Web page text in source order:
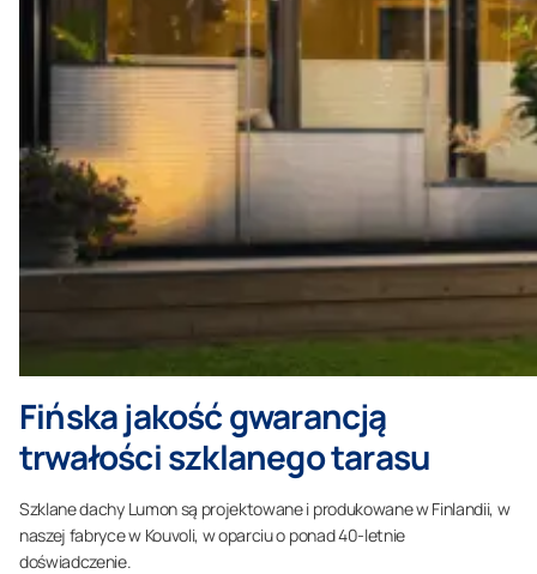
Fińska jakość gwarancją
trwałości szklanego tarasu
Szklane dachy Lumon są projektowane i produkowane w Finlandii, w
naszej fabryce w Kouvoli, w oparciu o ponad 40-letnie
doświadczenie.